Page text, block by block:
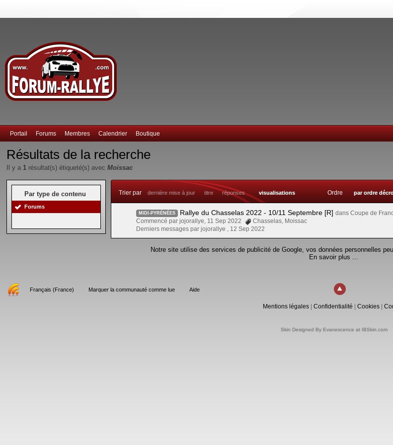
Portail Forums Membres Calendrier Boutique
Résultats de la recherche
Il y a 1 résultat(s) étiqueté(s) avecMoissac
Par type de contenu
Forums
Trier par dernière mise à jour titre réponses visualisations Ordre par ordre
MIDI-PYRÉNÉES Rallye du Chasselas 2022 - 10/11 Septembre [R] dans Coupe de
Commencé par jojorallye, 11 Sep 2022
Chasselas, Moissac
Derniers messages par jojorallye , 12 Sep 2022
Notre site utilise des services de publicité de Google, vos données personnelles
En savoir plus ...
Français (France) Marquer la communauté comme lue Aide
Mentions légales| Confidentialité Cookies|
Skin Designed By Evanescence at IBSkin.com